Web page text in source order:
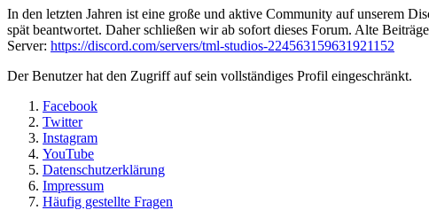
In den letzten Jahren ist eine große und aktive Community auf unserem
spät beantwortet. Daher schließen wir ab sofort dieses Forum. Alte
Server: https://discord.com/servers/tml-studios-224563159631921152
Der Benutzer hat den Zugriff auf sein vollständiges Profil eingeschränkt.
Facebook
Twitter
Instagram
YouTube
Datenschutzerklärung
Impressum
Häufig gestellte Fragen